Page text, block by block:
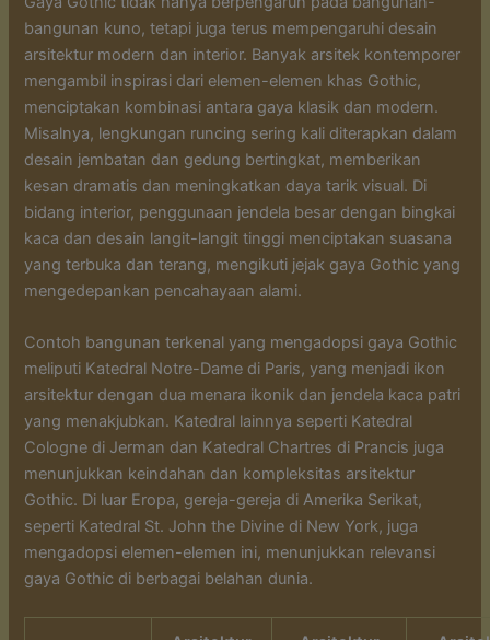
bangunan kuno, tetapi juga terus mempengaruhi desain
arsitektur modern dan interior. Banyak arsitek kontemporer
mengambil inspirasi dari elemen-elemen khas Gothic,
menciptakan kombinasi antara gaya klasik dan modern.
Misalnya, lengkungan runcing sering kali diterapkan dalam
desain jembatan dan gedung bertingkat, memberikan
kesan dramatis dan meningkatkan daya tarik visual. Di
bidang interior, penggunaan jendela besar dengan bingkai
kaca dan desain langit-langit tinggi menciptakan suasana
yang terbuka dan terang, mengikuti jejak gaya Gothic yang
mengedepankan pencahayaan alami.
Contoh bangunan terkenal yang mengadopsi gaya Gothic
meliputi Katedral Notre-Dame di Paris, yang menjadi ikon
arsitektur dengan dua menara ikonik dan jendela kaca patri
yang menakjubkan. Katedral lainnya seperti Katedral
Cologne di Jerman dan Katedral Chartres di Prancis juga
menunjukkan keindahan dan kompleksitas arsitektur
Gothic. Di luar Eropa, gereja-gereja di Amerika Serikat,
seperti Katedral St. John the Divine di New York, juga
mengadopsi elemen-elemen ini, menunjukkan relevansi
gaya Gothic di berbagai belahan dunia.